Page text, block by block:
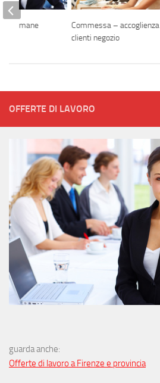
Commessa – accoglienza
clienti negozio
umane
OFFERTE DI LAVORO
guarda anche:
Offerte di lavoro a Firenze e provincia